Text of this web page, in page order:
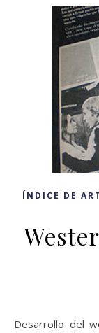
ÍNDICE DE
Desarrollo del western en el cine de la Unión soviética,